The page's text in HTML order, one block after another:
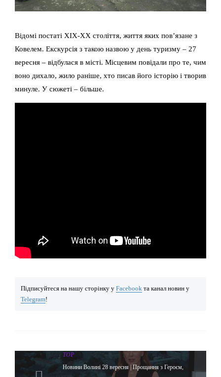
Відомі постаті XIX-XX століття, життя яких пов’язане з
Ковелем. Екскурсія з такою назвою у день туризму – 27
вересня – відбулася в місті. Місцевим повідали про те, чим
воно дихало, жило раніше, хто писав його історію і творив
минуле. У сюжеті – більше.
Підписуйтеся на нашу сторінку у Facebook та канал новин у
Telegram!
TOP
Новини Волині 28 вересня | Прощання з Героєм,